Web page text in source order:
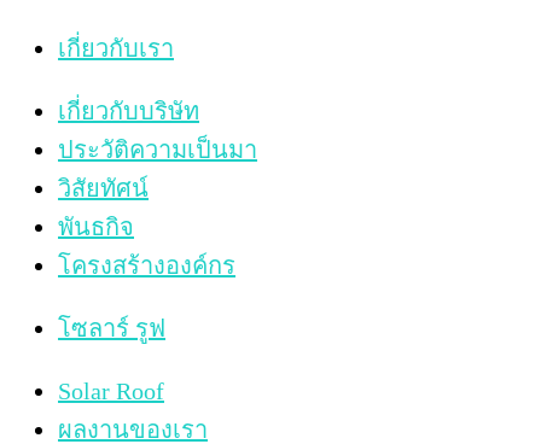
เกี่ยวกับเรา
เกี่ยวกับบริษัท
ประวัติความเป็นมา
วิสัยทัศน์
พันธกิจ
โครงสร้างองค์กร
โซลาร์ รูฟ
Solar Roof
ผลงานของเรา